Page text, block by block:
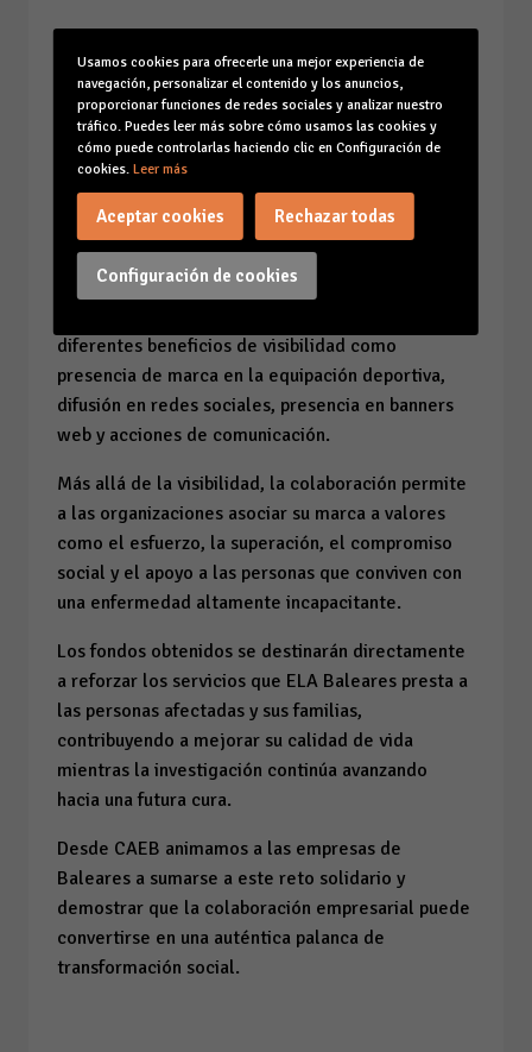
Una oportunidad para que las
empresas generen impacto
ELA Baleares invita a las empresas a convertirse
en patrocinadoras del reto mediante diferentes
modalidades de colaboración económica,
adaptadas a distintos niveles de participación.
Las aportaciones comienzan en
patrocinio base y alcanzan los
diferentes beneficios de visibilidad como
presencia de marca en la equipación deportiva,
difusión en redes sociales, presencia en banners
web y acciones de comunicación.
Más allá de la visibilidad, la colaboración permite
a las organizaciones asociar su marca a valores
como el esfuerzo, la superación, el compromiso
social y el apoyo a las personas que conviven con
una enfermedad altamente incapacitante.
Los fondos obtenidos se destinarán directamente
a reforzar los servicios que ELA Baleares presta a
las personas afectadas y sus familias,
contribuyendo a mejorar su calidad de vida
mientras la investigación continúa avanzando
hacia una futura cura.
Desde CAEB animamos a las empresas de
Baleares a sumarse a este reto solidario y
demostrar que la colaboración empresarial puede
convertirse en una auténtica palanca de
transformación social.
Usamos cookies para ofrecerle una mejor experiencia de
navegación, personalizar el contenido y los anuncios,
proporcionar funciones de redes sociales y analizar nuestro
tráfico. Puedes leer más sobre cómo usamos las cookies y
cómo puede controlarlas haciendo clic en Configuración de
cookies. Leer más
Configuración de cookies
Aceptar cookies Rechazar todas